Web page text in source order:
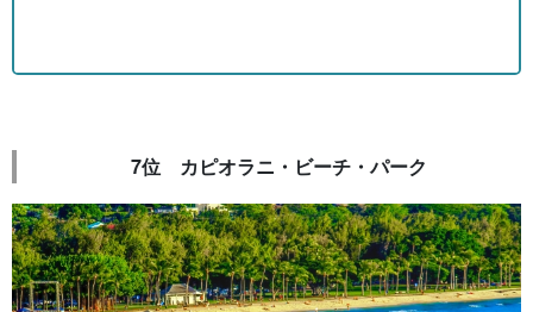
7位 カピオラニ・ビーチ・パーク